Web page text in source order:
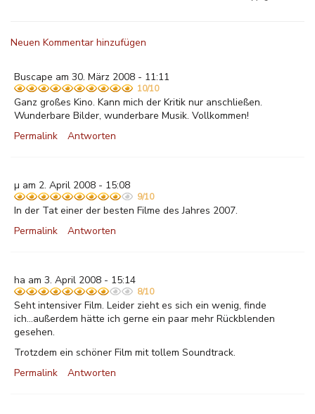
Neuen Kommentar hinzufügen
Buscape am 30. März 2008 - 11:11
10/10
Ganz großes Kino. Kann mich der Kritik nur anschließen.
Wunderbare Bilder, wunderbare Musik. Vollkommen!
Permalink
Antworten
µ am 2. April 2008 - 15:08
9/10
In der Tat einer der besten Filme des Jahres 2007.
Permalink
Antworten
ha am 3. April 2008 - 15:14
8/10
Seht intensiver Film. Leider zieht es sich ein wenig, finde
ich...außerdem hätte ich gerne ein paar mehr Rückblenden
gesehen.
Trotzdem ein schöner Film mit tollem Soundtrack.
Permalink
Antworten